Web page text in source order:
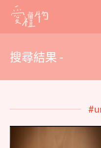
Skip
搜尋結果 -